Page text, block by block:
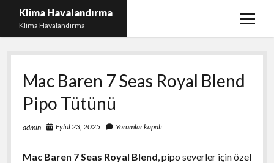
Klima Havalandırma
Klima Havalandırma
menüyü
Bedava Tiktok Takipçi Çoğaltma
Igtv Beğeni Gönderme Parasız
iPhone Instagram Gizli Hesap Görme Ücretsiz
Liste
Mac Baren 7 Seas Royal Blend
Pipo Tütünü
admin Eylül 23, 2025 Yorumlar kapalı
Mac Baren 7 Seas Royal Blend, pipo severler için özel